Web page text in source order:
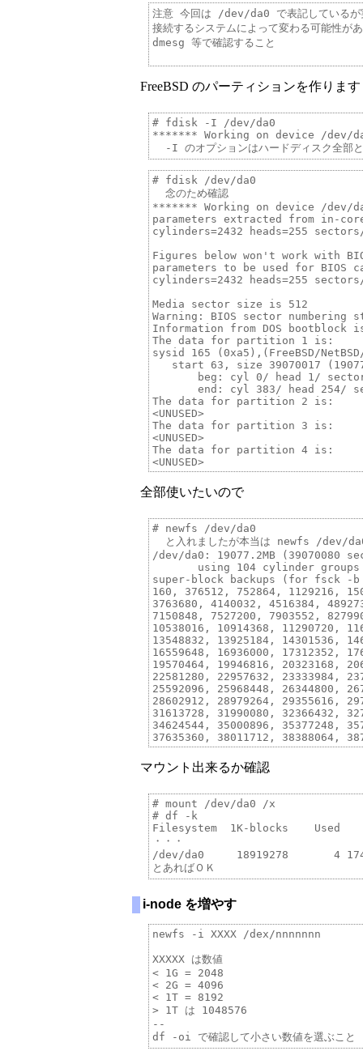
注意 今回は /dev/da0 で表記しているが
接続するシステムによって変わる可能性が
dmesg 等で確認すること
FreeBSD のパーティションを作ります
# fdisk -I /dev/da0
******* Working on device /dev/
# fdisk /dev/da0
  念のため確認
******* Working on device /dev/
parameters extracted from in-
cylinders=2432 heads=255
Figures below won't work with
parameters to be used for BIOS
cylinders=2432 heads=255
Media sector size is 512
Warning: BIOS sector
Information from DOS bootblock
The data for partition 1 is:
sysid 165 (0xa5),(FreeBSD/NetBSD/
start 63, size 39070017
beg: cyl 0/ head 1/
end: cyl 383/ head 254/
The data for partition 2 is:
<UNUSED>
The data for partition 3 is:
<UNUSED>
The data for partition 4 is:
全部使いたいので
# newfs /dev/da0
と入れましたが本当は newfs /dev/
/dev/da0: 19077.2MB (39070080
using 104 cylinder
super-block backups (for fsck -
160, 376512, 752864, 1129216,
3763680, 4140032, 4516384,
7150848, 7527200, 7903552,
10538016, 10914368, 11290720,
13548832, 13925184, 14301536,
16559648, 16936000, 17312352,
19570464, 19946816, 20323168,
22581280, 22957632, 23333984,
25592096, 25968448, 26344800,
28602912, 28979264, 29355616,
31613728, 31990080, 32366432,
34624544, 35000896, 35377248,
マウント出来るか確認
# mount /dev/da0 /x
# df -k
Filesystem  1K-blocks    Used
・・・
/dev/da0     18919278       4
i-node を増やす
newfs -i XXXX /dex/nnnnnnn
XXXXX は数値
< 1G = 2048
< 2G = 4096
< 1T = 8192
> 1T は 1048576
--